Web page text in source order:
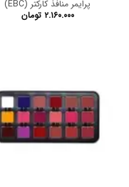
پرایمر منافذ کارکتر (EBC)
۲.۱۶۰.۰۰۰ تومان